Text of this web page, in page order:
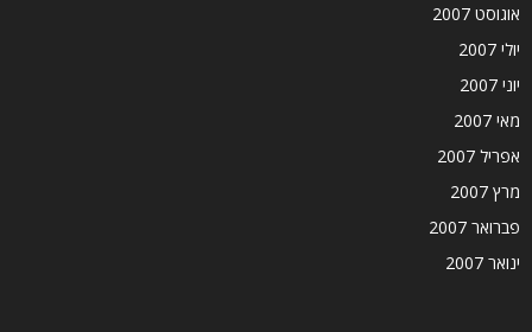
אוגוסט 2007
יולי 2007
יוני 2007
מאי 2007
אפריל 2007
מרץ 2007
פברואר 2007
ינואר 2007